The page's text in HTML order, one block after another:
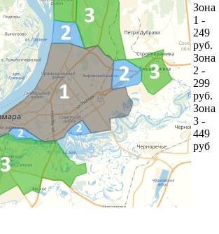
Зона
1 -
249
руб.
Зона
2 -
299
руб.
Зона
3 -
449
руб